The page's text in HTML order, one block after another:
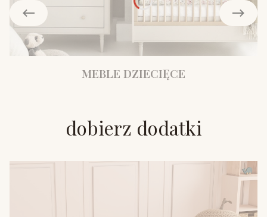
MEBLE DZIECIĘCE
dobierz dodatki